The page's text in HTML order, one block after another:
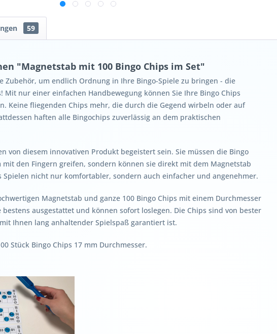
59
"Magnetstab mit 100 Bingo Chips im Set"
Zubehör, um endlich Ordnung in Ihre Bingo-Spiele zu bringen - die
Mit nur einer einfachen Handbewegung können Sie Ihre Bingo Chips
Keine fliegenden Chips mehr, die durch die Gegend wirbeln oder auf
haften alle Bingochips zuverlässig an dem praktischen
von diesem innovativen Produkt begeistert sein. Sie müssen die Bingo
den Fingern greifen, sondern können sie direkt mit dem Magnetstab
Spielen nicht nur komfortabler, sondern auch einfacher und angenehmer.
Magnetstab und ganze 100 Bingo Chips mit einem Durchmesser
bestens ausgestattet und können sofort loslegen. Die Chips sind von bester
Ihnen lang anhaltender Spielspaß garantiert ist.
Stück Bingo Chips 17 mm Durchmesser.